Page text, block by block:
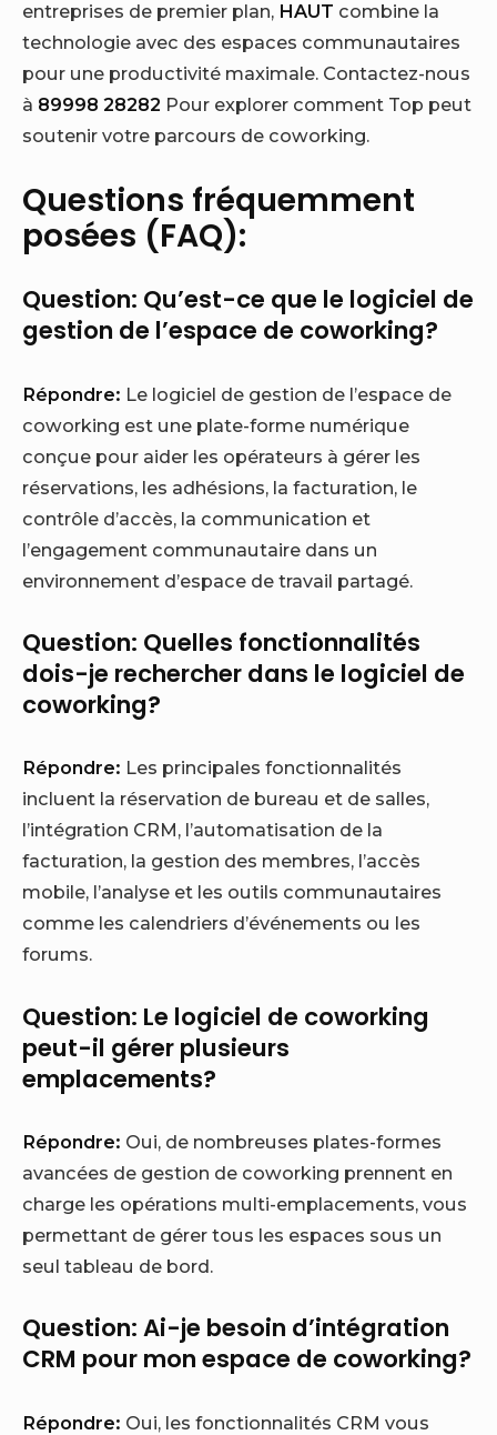
entreprises de premier plan, HAUT combine la
technologie avec des espaces communautaires
pour une productivité maximale. Contactez-nous
à 89998 28282 Pour explorer comment Top peut
soutenir votre parcours de coworking.
Questions fréquemment
posées (FAQ):
Question: Qu’est-ce que le logiciel de
gestion de l’espace de coworking?
Répondre: Le logiciel de gestion de l’espace de
coworking est une plate-forme numérique
conçue pour aider les opérateurs à gérer les
réservations, les adhésions, la facturation, le
contrôle d’accès, la communication et
l’engagement communautaire dans un
environnement d’espace de travail partagé.
Question: Quelles fonctionnalités
dois-je rechercher dans le logiciel de
coworking?
Répondre: Les principales fonctionnalités
incluent la réservation de bureau et de salles,
l’intégration CRM, l’automatisation de la
facturation, la gestion des membres, l’accès
mobile, l’analyse et les outils communautaires
comme les calendriers d’événements ou les
forums.
Question: Le logiciel de coworking
peut-il gérer plusieurs
emplacements?
Répondre: Oui, de nombreuses plates-formes
avancées de gestion de coworking prennent en
charge les opérations multi-emplacements, vous
permettant de gérer tous les espaces sous un
seul tableau de bord.
Question: Ai-je besoin d’intégration
CRM pour mon espace de coworking?
Répondre: Oui, les fonctionnalités CRM vous